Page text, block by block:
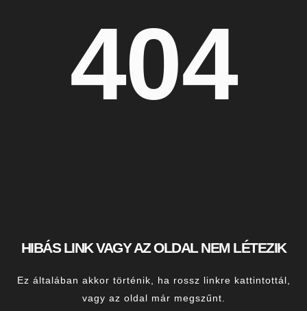
404
HIBÁS LINK VAGY AZ OLDAL NEM LÉTEZIK
Ez általában akkor történik, ha rossz linkre kattintottál,
vagy az oldal már megszűnt.